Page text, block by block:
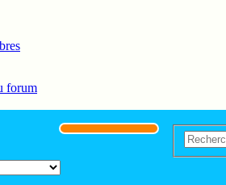
forum